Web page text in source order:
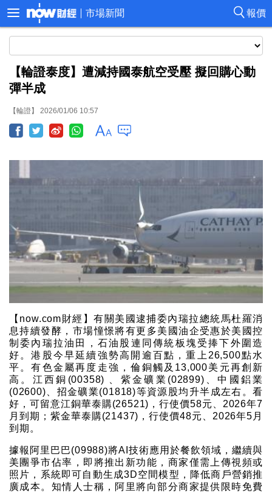
報價
市場新聞
【輪證泰度】遭減持國泰航空受壓 擬回購心動
彈半成
【輪證】 2026/01/06 10:57
【now.com財經】有關美國逮捕委內瑞拉總統馬杜羅消
息持續發酵，市場憧憬將有更多美國油企受惠於美國控
制委內瑞拉油田，石油股連同傳統板塊受捧下外圍造
好。港股今早延續強勢高開逾百點，重上26,500點水
平。有色金屬再度走強，倫銅觸及13,000美元再創新
高。江西銅(00358) 、紫金礦業(02899)、中國鋁業
(02600)、招金礦業(01818)等資源股均升半成左右。看
好，可留意江銅華泰購(26521)，行使價58元、2026年7
月到期；紫金華泰購(21437)，行使價48元、2026年5月
到期。
據報阿里巴巴(09988)將AI技術應用於餐飲領域，繼續與
美團爭市佔率，即將推出新功能，商家僅需上傳視頻或
照片，系統即可自動生成3D空間模型，降低商戶營銷推
廣成本。知情人士稱，阿里將向部分商家提供限時免費